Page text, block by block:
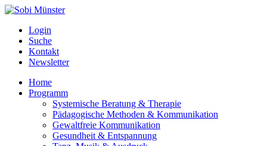
Login
Suche
Kontakt
Newsletter
Home
Programm
Systemische Beratung & Therapie
Pädagogische Methoden & Kommunikation
Gewaltfreie Kommunikation
Gesundheit & Entspannung